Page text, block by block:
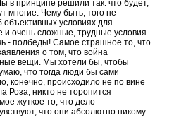
в принципе решили так: что будет,
многие. Чему быть, того не
объективных условиях для
очень сложные, трудные условия.
- полбеды! Самое страшное то, что
о том, что война
вещи. Мы хотели бы, чтобы
что тогда люди бы сами
конечно, происходило не по вине
Роза, никто не торопится
жуткое то, что дело
что они абсолютно никому